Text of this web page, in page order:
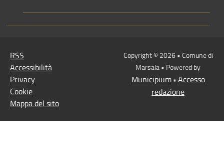
RSS
Accessibilità
Privacy
Cookie
Mappa del sito
Copyright © 2026 • Comune di
Marsala • Powered by
Municipium• Accesso
redazione